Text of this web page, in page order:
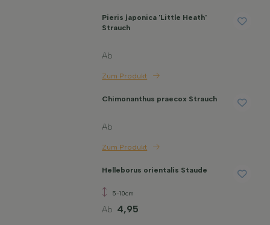
Pieris japonica 'Little Heath'
Strauch
Ab
Zum Produkt
Chimonanthus praecox Strauch
Ab
Zum Produkt
Helleborus orientalis Staude
5-10cm
Ab 4,95